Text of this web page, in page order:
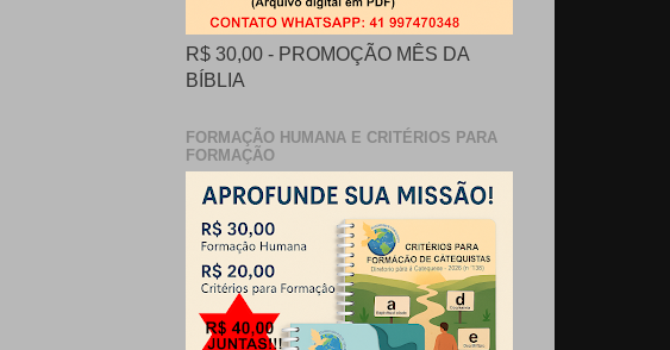
R$ 30,00 - PROMOÇÃO MÊS DA
BÍBLIA
FORMAÇÃO HUMANA E CRITÉRIOS PARA
FORMAÇÃO